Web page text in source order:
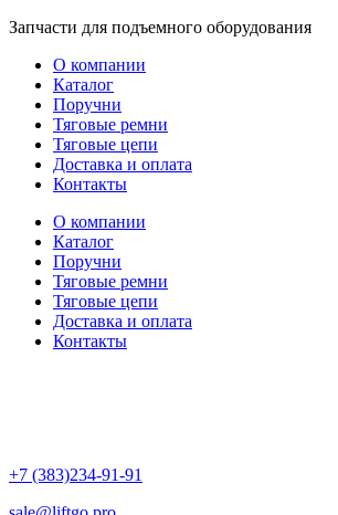
Перейти
содержимому
Запчасти для подъемного оборудования
О компании
Каталог
Поручни
Тяговые ремни
Тяговые цепи
Доставка и оплата
Контакты
О компании
Каталог
Поручни
Тяговые ремни
Тяговые цепи
Доставка и оплата
Контакты
+7 (383)234-91-91